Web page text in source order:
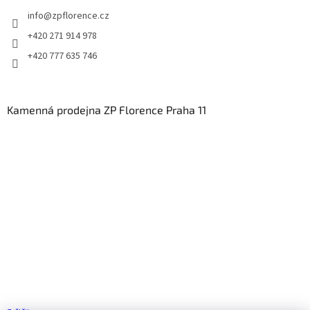
info@zpflorence.cz
+420 271 914 978
+420 777 635 746
Kamenná prodejna ZP Florence Praha 11